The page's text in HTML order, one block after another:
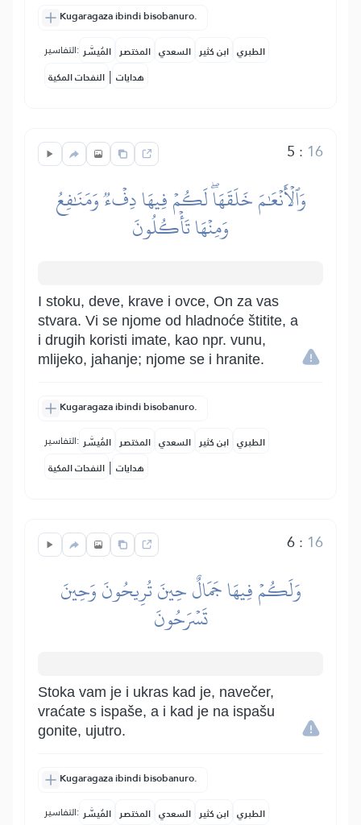
Kugaragaza ibindi bisobanuro.
التفاسير: المُيسَّر المختصر السعدي ابن كثير الطبري
النفحات المكية | هدايات
5 : 16
وَٱلۡأَنۡعَٰمَ خَلَقَهَاۖ لَكُمۡ فِيهَا دِفۡءٞ وَمَنَٰفِعُ
وَمِنۡهَا تَأۡكُلُونَ
I stoku, deve, krave i ovce, On za vas
stvara. Vi se njome od hladnoće štitite, a
i drugih koristi imate, kao npr. vunu,
mlijeko, jahanje; njome se i hranite.
Kugaragaza ibindi bisobanuro.
التفاسير: المُيسَّر المختصر السعدي ابن كثير الطبري
النفحات المكية | هدايات
6: 16
وَلَكُمۡ فِيهَا جَمَالٌ حِينَ تُرِيحُونَ وَحِينَ
تَسۡرَحُونَ
Stoka vam je i ukras kad je, navečer,
vraćate s ispaše, a i kad je na ispašu
gonite, ujutro.
Kugaragaza ibindi bisobanuro.
التفاسير: المُيسَّر المختصر السعدي ابن كثير الطبري